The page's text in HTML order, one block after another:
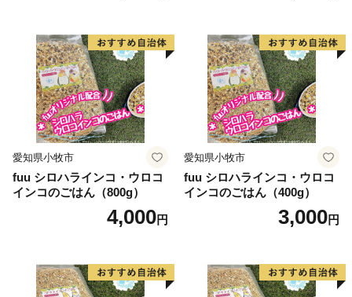
愛知県小牧市
fuu シロハラインコ・ウロコ
インコのごはん（800g）
4,000円
愛知県小牧市
fuu シロハラインコ・ウロコ
インコのごはん（400g）
3,000円